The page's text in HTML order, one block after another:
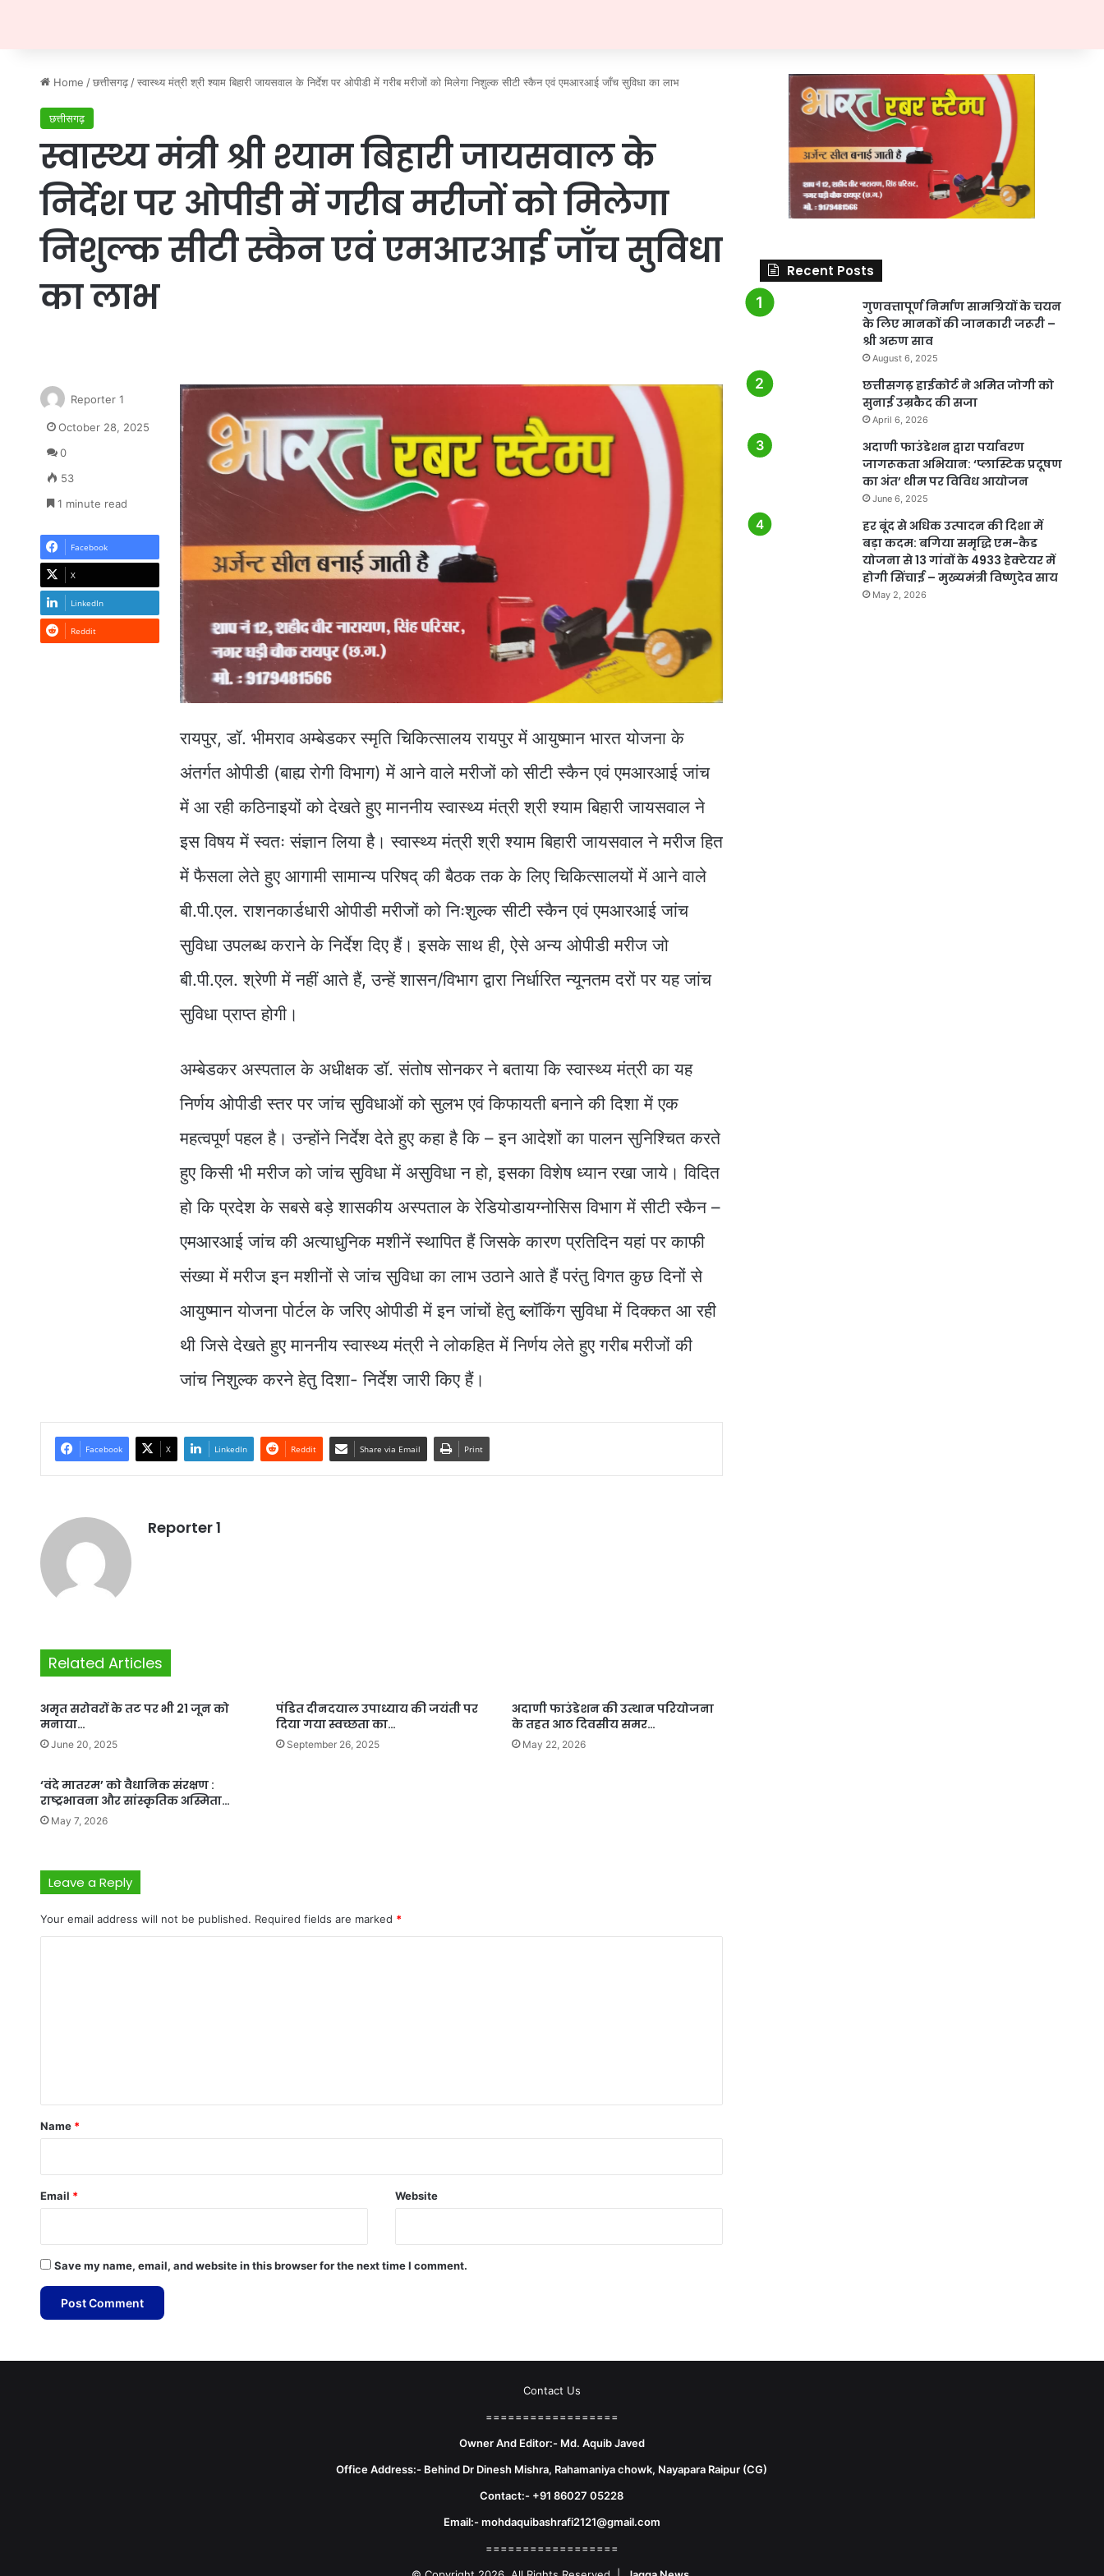
Home / छत्तीसगढ़ / स्वास्थ्य मंत्री श्री श्याम बिहारी जायसवाल के निर्देश पर ओपीडी में गरीब मरीजों को मिलेगा निशुल्क सीटी स्कैन एवं एमआरआई जाँच सुविधा का लाभ
छत्तीसगढ़
स्वास्थ्य मंत्री श्री श्याम बिहारी जायसवाल के
निर्देश पर ओपीडी में गरीब मरीजों को मिलेगा
निशुल्क सीटी स्कैन एवं एमआरआई जाँच सुविधा
का लाभ
रायपुर, डॉ. भीमराव अम्बेडकर स्मृति चिकित्सालय रायपुर में आयुष्मान भारत योजना के
अंतर्गत ओपीडी (बाह्य रोगी विभाग) में आने वाले मरीजों को सीटी स्कैन एवं एमआरआई जांच
में आ रही कठिनाइयों को देखते हुए माननीय स्वास्थ्य मंत्री श्री श्याम बिहारी जायसवाल ने
इस विषय में स्वतः संज्ञान लिया है। स्वास्थ्य मंत्री श्री श्याम बिहारी जायसवाल ने मरीज हित
में फैसला लेते हुए आगामी सामान्य परिषद् की बैठक तक के लिए चिकित्सालयों में आने वाले
बी.पी.एल. राशनकार्डधारी ओपीडी मरीजों को निःशुल्क सीटी स्कैन एवं एमआरआई जांच
सुविधा उपलब्ध कराने के निर्देश दिए हैं। इसके साथ ही, ऐसे अन्य ओपीडी मरीज जो
बी.पी.एल. श्रेणी में नहीं आते हैं, उन्हें शासन/विभाग द्वारा निर्धारित न्यूनतम दरों पर यह जांच
सुविधा प्राप्त होगी।
अम्बेडकर अस्पताल के अधीक्षक डॉ. संतोष सोनकर ने बताया कि स्वास्थ्य मंत्री का यह
निर्णय ओपीडी स्तर पर जांच सुविधाओं को सुलभ एवं किफायती बनाने की दिशा में एक
महत्वपूर्ण पहल है। उन्होंने निर्देश देते हुए कहा है कि – इन आदेशों का पालन सुनिश्चित करते
हुए किसी भी मरीज को जांच सुविधा में असुविधा न हो, इसका विशेष ध्यान रखा जाये। विदित
हो कि प्रदेश के सबसे बड़े शासकीय अस्पताल के रेडियोडायग्नोसिस विभाग में सीटी स्कैन –
एमआरआई जांच की अत्याधुनिक मशीनें स्थापित हैं जिसके कारण प्रतिदिन यहां पर काफी
संख्या में मरीज इन मशीनों से जांच सुविधा का लाभ उठाने आते हैं परंतु विगत कुछ दिनों से
आयुष्मान योजना पोर्टल के जरिए ओपीडी में इन जांचों हेतु ब्लॉकिंग सुविधा में दिक्कत आ रही
थी जिसे देखते हुए माननीय स्वास्थ्य मंत्री ने लोकहित में निर्णय लेते हुए गरीब मरीजों की
जांच निशुल्क करने हेतु दिशा- निर्देश जारी किए हैं।
Reporter 1
October 28, 2025
0
53
1 minute read
Facebook
X
LinkedIn
Reddit
Facebook X LinkedIn Reddit Share via Email Print
Reporter 1
Related Articles
अमृत सरोवरों के तट पर भी 21 जून को
मनाया…
June 20, 2025
पंडित दीनदयाल उपाध्याय की जयंती पर
दिया गया स्वच्छता का…
September 26, 2025
अदाणी फाउंडेशन की उत्थान परियोजना
के तहत आठ दिवसीय समर…
May 22, 2026
‘वंदे मातरम’ को वैधानिक संरक्षण :
राष्ट्रभावना और सांस्कृतिक अस्मिता…
May 7, 2026
Leave a Reply
Your email address will not be published. Required fields are marked *
*
Name *
Email * Website
Save my name, email, and website in this browser for the next time I comment.
Recent Posts
गुणवत्तापूर्ण निर्माण सामग्रियों के चयन
के लिए मानकों की जानकारी जरूरी –
श्री अरुण साव
August 6, 2025
छत्तीसगढ़ हाईकोर्ट ने अमित जोगी को
सुनाई उम्रकैद की सजा
April 6, 2026
अदाणी फाउंडेशन द्वारा पर्यावरण
जागरूकता अभियान: ‘प्लास्टिक प्रदूषण
का अंत’ थीम पर विविध आयोजन
June 6, 2025
हर बूंद से अधिक उत्पादन की दिशा में
बड़ा कदम: बगिया समृद्धि एम-कैड
योजना से 13 गांवों के 4933 हेक्टेयर में
होगी सिंचाई – मुख्यमंत्री विष्णुदेव साय
May 2, 2026
Contact Us
==================
Owner And Editor:- Md. Aquib Javed
Office Address:- Behind Dr Dinesh Mishra, Rahamaniya chowk, Nayapara Raipur (CG)
Contact:- +91 86027 05228
Email:- mohdaquibashrafi2121@gmail.com
==================